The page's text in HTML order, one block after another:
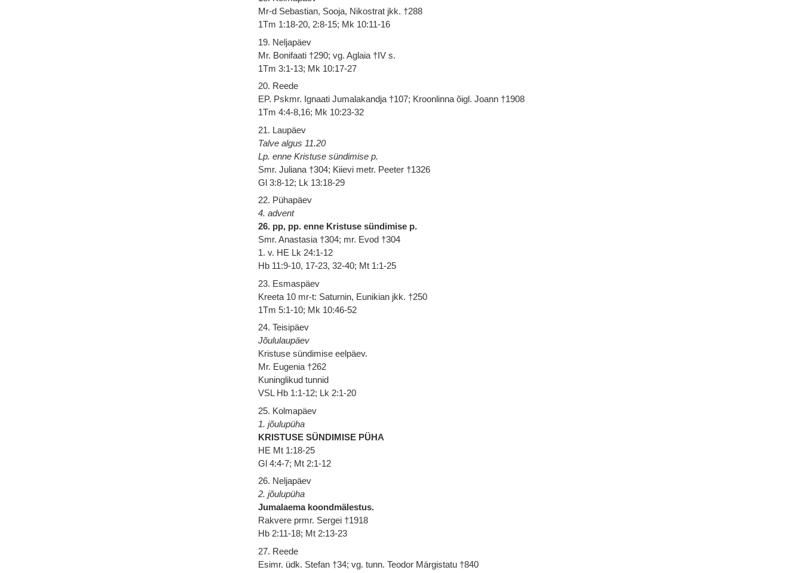
Mr-d Sebastian, Sooja, Nikostrat jkk. †288
1Tm 1:18-20, 2:8-15; Mk 10:11-16
19. Neljapäev
Mr. Bonifaati †290; vg. Aglaia †IV s.
1Tm 3:1-13; Mk 10:17-27
20. Reede
EP. Pskmr. Ignaati Jumalakandja †107; Kroonlinna õigl. Joann †1908
1Tm 4:4-8,16; Mk 10:23-32
21. Laupäev
Talve algus 11.20
Lp. enne Kristuse sündimise p.
Smr. Juliana †304; Kiievi metr. Peeter †1326
Gl 3:8-12; Lk 13:18-29
22. Pühapäev
4. advent
26. pp, pp. enne Kristuse sündimise p.
Smr. Anastasia †304; mr. Evod †304
1. v. HE Lk 24:1-12
Hb 11:9-10, 17-23, 32-40; Mt 1:1-25
23. Esmaspäev
Kreeta 10 mr-t: Saturnin, Eunikian jkk. †250
1Tm 5:1-10; Mk 10:46-52
24. Teisipäev
Jõululaupäev
Kristuse sündimise eelpäev.
Mr. Eugenia †262
Kuninglikud tunnid
VSL Hb 1:1-12; Lk 2:1-20
25. Kolmapäev
1. jõulupüha
KRISTUSE SÜNDIMISE PÜHA
HE Mt 1:18-25
Gl 4:4-7; Mt 2:1-12
26. Neljapäev
2. jõulupüha
Jumalaema koondmälestus.
Rakvere prmr. Sergei †1918
Hb 2:11-18; Mt 2:13-23
27. Reede
Esimr. üdk. Stefan †34; vg. tunn. Teodor Märgistatu †840